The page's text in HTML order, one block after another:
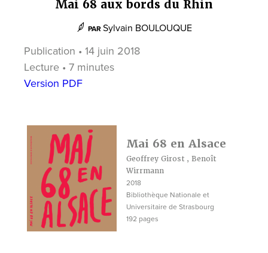
Mai 68 aux bords du Rhin
PAR Sylvain BOULOUQUE
Publication • 14 juin 2018
Lecture • 7 minutes
Version PDF
Mai 68 en Alsace
Geoffrey Girost, Benoît
Wirrmann
2018
Bibliothèque Nationale et
Universitaire de Strasbourg
192 pages